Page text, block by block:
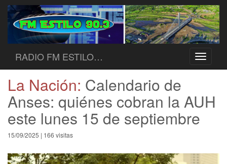
Toggle
RADIO FM ESTILO…
La Nación: Calendario de
Anses: quiénes cobran la AUH
este lunes 15 de septiembre
15/09/2025 | 166 visitas